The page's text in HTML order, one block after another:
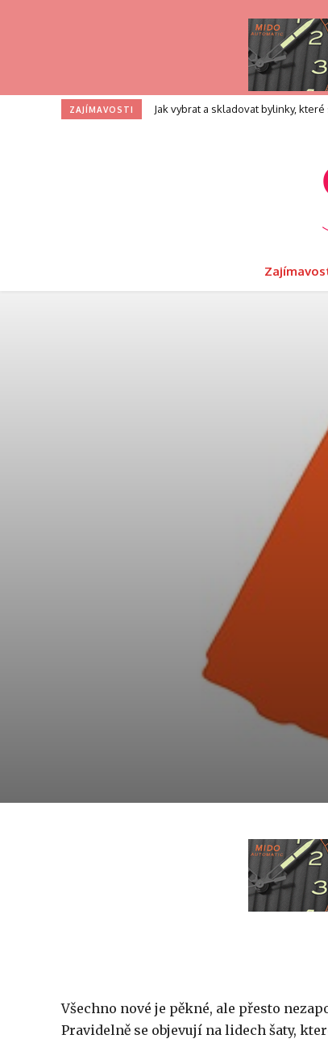
ZAJÍMAVOSTI Jak vybrat a skladovat bylinky, které
Profesní zkouška pro kouče: Co
Všechno nové je pěkné, ale přesto
Pravidelně se objevují na lidech šaty,